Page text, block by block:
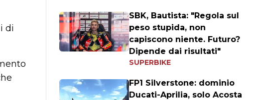
di
SBK, Bautista: "Regola sul
peso stupida, non
capiscono niente. Futuro?
Dipende dai risultati"
SUPERBIKE
FP1 Silverstone: dominio
Ducati-Aprilia, solo Acosta